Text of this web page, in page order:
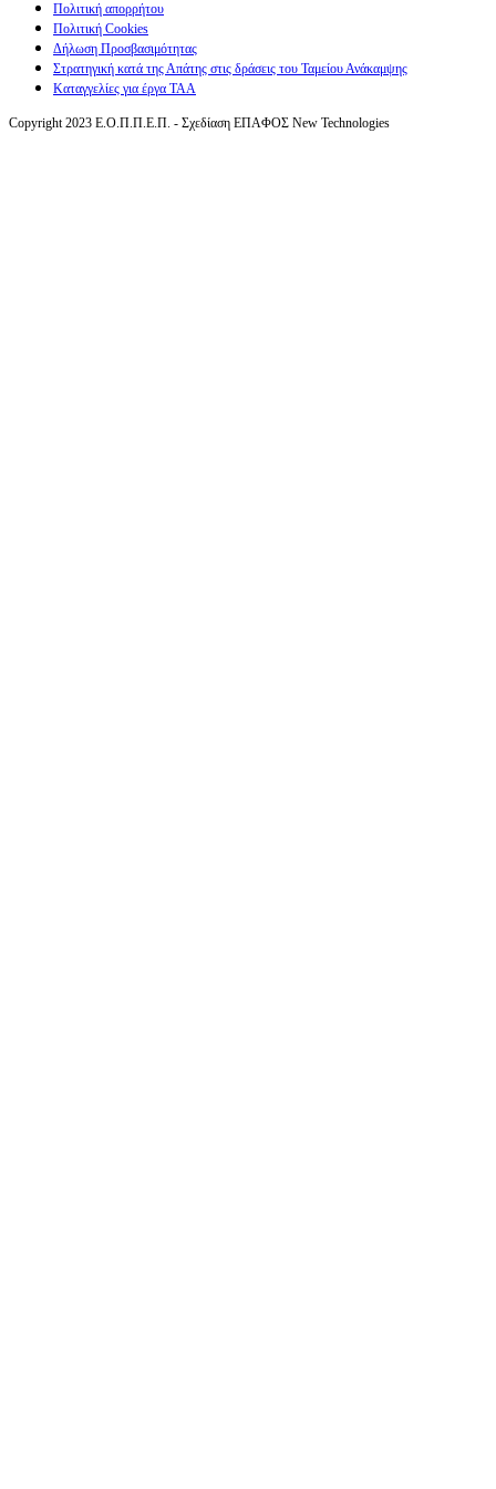
Πολιτική απορρήτου
Πολιτική Cookies
Δήλωση Προσβασιμότητας
Στρατηγική κατά της Απάτης στις δράσεις του Ταμείου Ανάκαμψης
Καταγγελίες για έργα ΤΑΑ
Copyright 2023 Ε.Ο.Π.Π.Ε.Π. - Σχεδίαση ΕΠΑΦΟΣ New Technologies